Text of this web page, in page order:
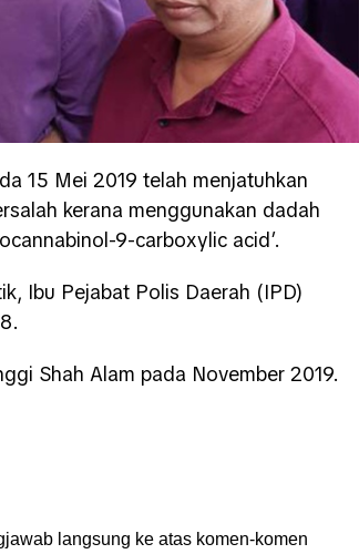
15 Mei 2019 telah menjatuhkan
kerana menggunakan dadah
9-carboxylic acid’.
Ibu Pejabat Polis Daerah (IPD)
Shah Alam pada November 2019.
langsung ke atas komen-komen